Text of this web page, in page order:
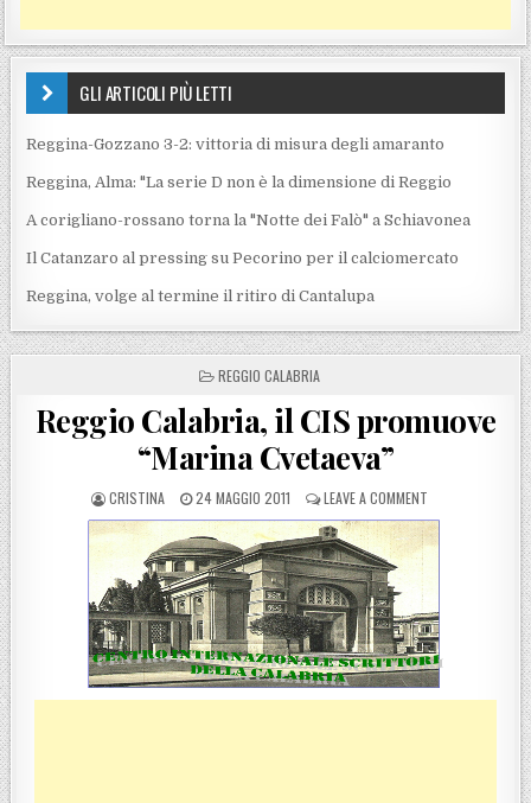
GLI ARTICOLI PIÙ LETTI
Reggina-Gozzano 3-2: vittoria di misura degli amaranto
Reggina, Alma: "La serie D non è la dimensione di Reggio
A corigliano-rossano torna la "Notte dei Falò" a Schiavonea
Il Catanzaro al pressing su Pecorino per il calciomercato
Reggina, volge al termine il ritiro di Cantalupa
POSTED IN
REGGIO CALABRIA
Reggio Calabria, il CIS promuove
“Marina Cvetaeva”
POSTED BY
CRISTINA POSTED ON
24 MAGGIO 2011 LEAVE A COMMENT ON REGGIO